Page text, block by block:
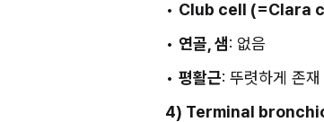
• Club cell (=Clara
• 연골, 샘: 없음
• 평활근: 뚜렷하게 존재
4) Terminal